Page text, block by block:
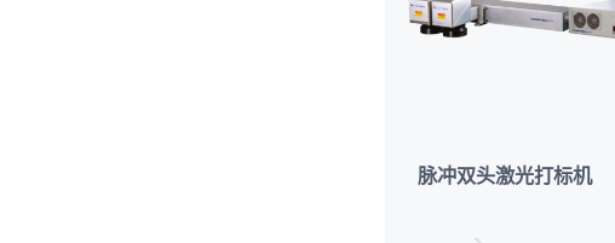
脉冲双头激光打标机